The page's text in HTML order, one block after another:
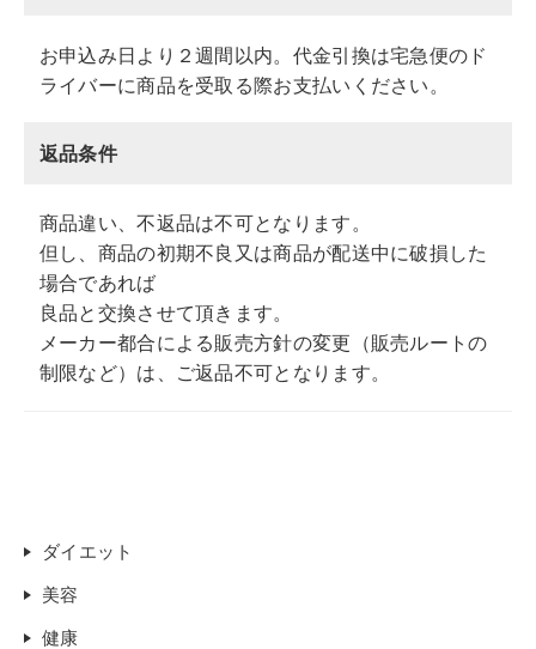
お申込み日より２週間以内。代金引換は宅急便のド
ライバーに商品を受取る際お支払いください。
返品条件
商品違い、不返品は不可となります。
但し、商品の初期不良又は商品が配送中に破損した
場合であれば
良品と交換させて頂きます。
メーカー都合による販売方針の変更（販売ルートの
制限など）は、ご返品不可となります。
ダイエット
美容
健康